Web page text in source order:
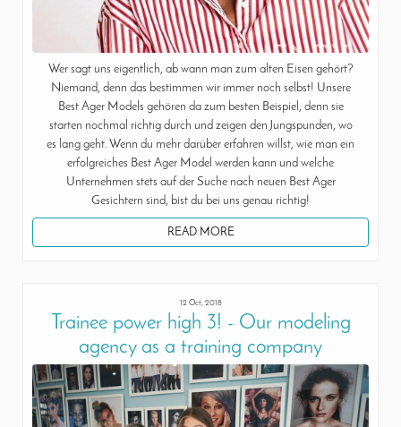
Wer sagt uns eigentlich, ab wann man zum alten Eisen gehört?
Niemand, denn das bestimmen wir immer noch selbst! Unsere
Best Ager Models gehören da zum besten Beispiel, denn sie
starten nochmal richtig durch und zeigen den Jungspunden, wo
es lang geht. Wenn du mehr darüber erfahren willst, wie man ein
erfolgreiches Best Ager Model werden kann und welche
Unternehmen stets auf der Suche nach neuen Best Ager
Gesichtern sind, bist du bei uns genau richtig!
READ MORE
12 Oct, 2018
Trainee power high 3! - Our modeling
agency as a training company